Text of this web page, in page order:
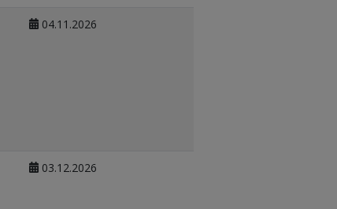
04.11.2026
03.12.2026